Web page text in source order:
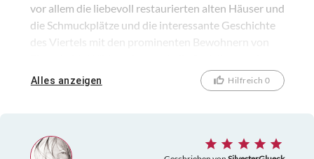
vor allem die liebevoll restaurierten alten Häuser und
die Schmuckplätze und die interessante Geschichte
des Viertels mit den prominenten Bewohnern von
den vom Krieg gerissenen Baulücken sind
sehenswert, wenn auch nicht so prachtvoll. Schade,
nimmt der Führung etwas die Leichtigkeit. Die
Alles anzeigen Hilfreich 0